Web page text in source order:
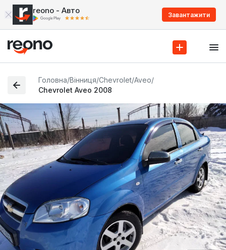
reono - Авто Завантажити
Головна/Вінниця/Chevrolet/Aveo/
Chevrolet Aveo 2008